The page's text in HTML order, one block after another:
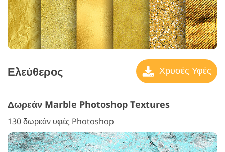
Ελεύθερος Χρυσές Υφές
Δωρεάν Marble Photoshop Textures
130 δωρεάν υφές Photoshop